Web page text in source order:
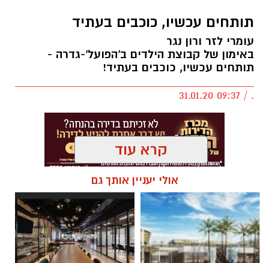
תותחים עכשיו, כוכבים בעתיד
עומרי לזר ורון נגר
באימון של קבוצת הילדים ב'הפועל'-גדרה -
תותחים עכשיו, כוכבים בעתיד!
. / 09:37 31.01.20
קרא עוד
אולי יעניין אותך גם